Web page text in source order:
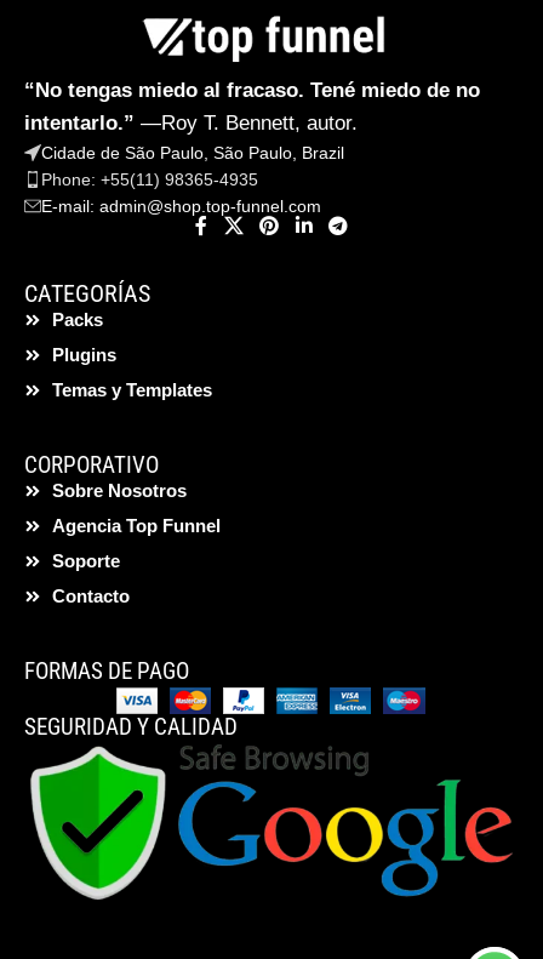
“No tengas miedo al fracaso. Tené miedo de no
intentarlo.” —Roy T. Bennett, autor.
Cidade de São Paulo, São Paulo, Brazil
Phone: +55(11) 98365-4935
E-mail: admin@shop.top-funnel.com
CATEGORÍAS
Packs
Plugins
Temas y Templates
CORPORATIVO
Sobre Nosotros
Agencia Top Funnel
Soporte
Contacto
FORMAS DE PAGO
SEGURIDAD Y CALIDAD